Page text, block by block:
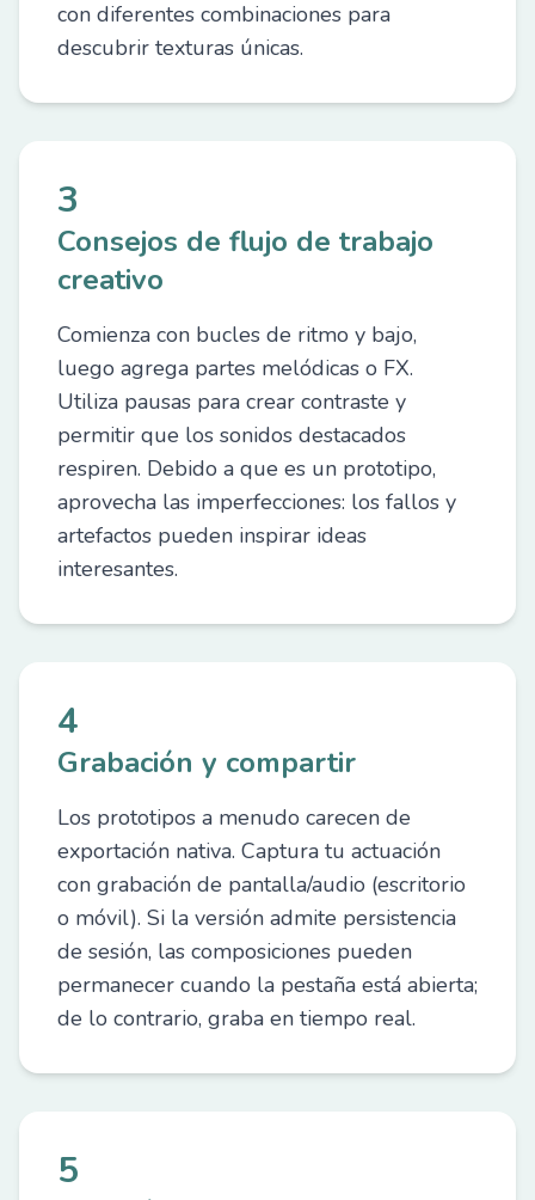
con diferentes combinaciones para
descubrir texturas únicas.
3
Consejos de flujo de trabajo
creativo
Comienza con bucles de ritmo y bajo,
luego agrega partes melódicas o FX.
Utiliza pausas para crear contraste y
permitir que los sonidos destacados
respiren. Debido a que es un prototipo,
aprovecha las imperfecciones: los fallos y
artefactos pueden inspirar ideas
interesantes.
4
Grabación y compartir
Los prototipos a menudo carecen de
exportación nativa. Captura tu actuación
con grabación de pantalla/audio (escritorio
o móvil). Si la versión admite persistencia
de sesión, las composiciones pueden
permanecer cuando la pestaña está abierta;
de lo contrario, graba en tiempo real.
5